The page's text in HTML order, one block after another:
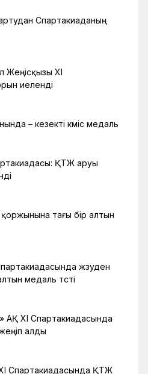
Спартакиаданың
Жеңісқызы XI
иеленді
– кезекті күміс медаль
ҚТЖ аруы
тағы бір алтын
жүзуден
медаль түсті
XI Спартакиадасында
алды
Спартакиадасында ҚТЖ